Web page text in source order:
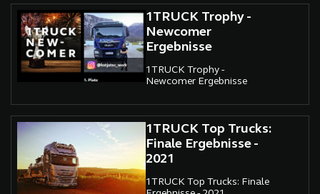
1TRUCK Trophy -
Newcomer
Ergebnisse
1TRUCK Trophy -
Newcomer Ergebnisse
1TRUCK Top Trucks:
Finale Ergebnisse -
2021
1TRUCK Top Trucks: Finale